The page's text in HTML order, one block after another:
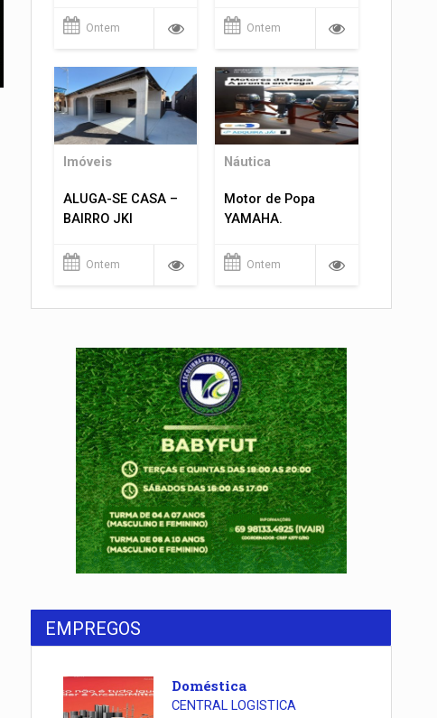
Ontem Ontem
Imóveis
ALUGA-SE CASA –
BAIRRO JKI
Ontem
Náutica
Motor de Popa
YAMAHA.
Ontem
EMPREGOS
Doméstica
CENTRAL LOGISTICA